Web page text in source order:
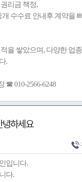
리금 책정,
개 수수료 안내후 계약을
을 쌓았으며, 다양한 업
.
☎ 010-2566-6248
하세요
입니다.
다.